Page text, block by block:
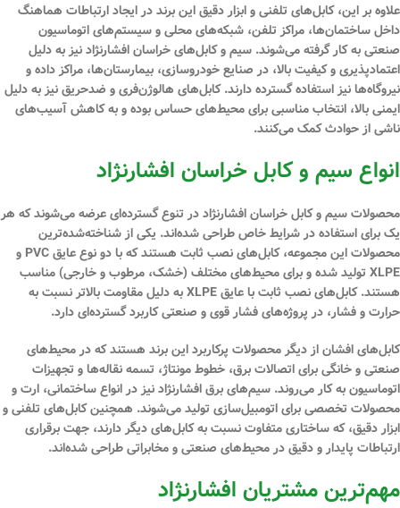
علاوه بر این، کابل‌های تلفنی و ابزار دقیق این برند در ایجاد ارتباطات هماهنگ
داخل ساختمان‌ها، مراکز تلفن، شبکه‌های محلی و سیستم‌های اتوماسیون
صنعتی به کار گرفته می‌شوند. سیم و کابل‌های خراسان افشارنژاد نیز به دلیل
اعتمادپذیری و کیفیت بالا، در صنایع خودروسازی، بیمارستان‌ها، مراکز داده و
نیروگاه‌ها نیز استفاده گسترده دارند. کابل‌های هالوژن‌فری و ضدحریق نیز به دلیل
ایمنی بالا، انتخاب مناسبی برای محیط‌های حساس بوده و به کاهش آسیب‌های
ناشی از حوادث کمک می‌کنند.
انواع سیم و کابل خراسان افشارنژاد
محصولات سیم و کابل خراسان افشارنژاد در تنوع گسترده‌ای عرضه می‌شوند که هر
یک برای استفاده در شرایط خاص طراحی شده‌اند. یکی از شناخته‌شده‌ترین
محصولات این مجموعه، کابل‌های نصب ثابت هستند که با دو نوععایق
PVC و
XLPE تولید شده و برای محیط‌های مختلف (خشک، مرطوب و خارجی) مناسب
هستند. کابل‌های نصب ثابت با عایق XLPE به دلیل مقاومت بالاتر نسبت به
حرارت و فشار، در پروژه‌های فشار قوی و صنعتی کاربرد گسترده‌ای دارد.
کابل‌های افشان از دیگر محصولات پرکاربرد این برند هستند که در محیط‌های
صنعتی و خانگی برای اتصالات برق، خطوط مونتاژ، تسمه نقاله‌ها و تجهیزات
اتوماسیون به کار می‌روند. سیم‌های برق افشارنژاد نیز در انواع ساختمانی، ارتو
محصولات تخصصی برای اتومبیل‌سازی تولید می‌شوند. همچنین کابل‌های تلفنی و
ابزار دقیق، که ساختاری متفاوت نسبت به کابل‌های دیگر دارند، جهت برقراری
ارتباطات پایدار و دقیق در محیط‌های صنعتی و مخابراتی طراحی شده‌اند.
مهم‌ترین مشتریان افشارنژاد